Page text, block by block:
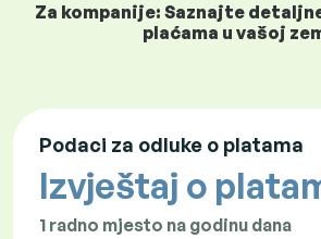
Za kompanije: Saznajte
plaćama u vašoj
Podaci za odluke o platama
Izvještaj o
1 radno mjesto na godinu dana